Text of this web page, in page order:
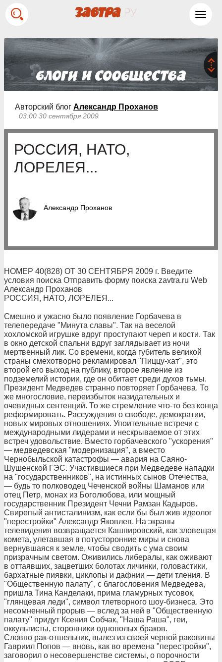
Авторский блог Александр Проханов
03:00 30 сентября 2009
РОССИЯ, НАТО,
ЛОРЕЛЕЯ...
Александр Проханов
НОМЕР 40(828) ОТ 30 СЕНТЯБРЯ 2009 г. Введите
условия поиска Отправить форму поиска zavtra.ru Web
Александр Проханов
РОССИЯ, НАТО, ЛОРЕЛЕЯ...
Смешно и ужасно было появление Горбачева в
телепередаче "Минута славы". Так на веселой
хохломской игрушке вдруг проступают череп и кости. Так
в окно детской спальни вдруг заглядывает из ночи
мертвенный лик. Со времени, когда губитель великой
страны смехотворно рекламировал "Пиццу-хат", это
второй его выход на публику, второе явление из
подземелий истории, где он обитает среди духов тьмы.
Президент Медведев странно повторяет Горбачева. То
же многословие, переизбыток назидательных и
очевидных сентенций. То же стремление что-то без конца
реформировать. Рассуждения о свободе, демократии,
новых мировых отношениях. Упоительные встречи с
международными лидерами и нескрываемое от этих
встреч удовольствие. Вместо горбачевского "ускорения"
— медведевская "модернизация", а вместо
Чернобыльской катастрофы — авария на Саяно-
Шушенской ГЭС. Участившиеся при Медведеве нападки
на "государственников", на истинных сынов Отечества,
— будь то полководец Чеченской войны Шаманов или
отец Петр, монах из Боголюбова, или мощный
государственник Президент Чечни Рамзан Кадыров.
Свирепый антисталинизм, как если бы был жив идеолог
"перестройки" Александр Яковлев. На экраны
телевидения возвращается Кашпировский, как зловещая
комета, улетавшая в потусторонние миры и снова
вернувшаяся к земле, чтобы сводить с ума своим
призрачным светом. Оживились либералы, как оживают
в оттаявших, зацветших болотах личинки, головастики,
бархатные пиявки, циклопы и дафнии — дети тления. В
"Общественную палату", с благословения Медведева,
пришла Тина Канделаки, прима гламурных тусовок,
"глянцевая леди", символ тлетворного шоу-бизнеса. Это
несомненный прорыв — вслед за ней в "Общественную
палату" придут Ксения Собчак, "Наша Раша", геи,
оккультисты, сторонники однополых браков.
Словно рак-отшельник, вылез из своей черной раковины
Гавриил Попов — вновь, как во времена "перестройки",
заговорил о несовершенстве системы, о порочности